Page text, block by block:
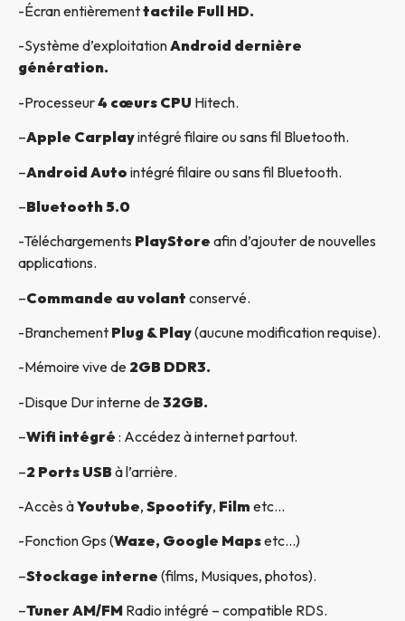
-Écran entièrementtactile Full HD.
-Système d’exploitationAndroid dernière
génération.
-Processeur4 cœurs CPU Hitech.
–Apple Carplayintégré filaire ou sans fil Bluetooth.
–Android Auto intégré filaire ou sans fil Bluetooth.
–Bluetooth 5.0
-Téléchargements PlayStore afin d’ajouter de nouvelles
applications.
–Commande au volant conservé.
-Branchement Plug & Play(aucune modification requise).
-Mémoire vive de 2GB DDR3.
-Disque Dur interne de32GB.
–Wifi intégré : Accédez à internet partout.
–2 Ports USBà l’arrière.
-Accès àYoutube, Spootify, Film etc…
-Fonction Gps (Waze, Google Mapsetc…)
–Stockage interne (films, Musiques, photos).
–Tuner AM/FM Radio intégré – compatible RDS.